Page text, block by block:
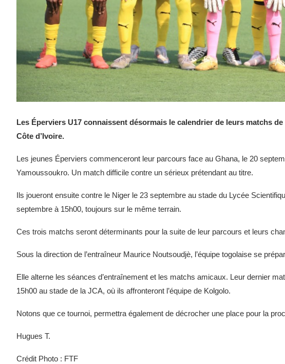
Les Éperviers U17 connaissent désormais le calendrier de leurs matchs
Côte d’Ivoire.
Les jeunes Éperviers commenceront leur parcours face au Ghana, le 20
Yamoussoukro. Un match difficile contre un sérieux prétendant au titre.
Ils joueront ensuite contre le Niger le 23 septembre au stade du Lycée
septembre à 15h00, toujours sur le même terrain.
Ces trois matchs seront déterminants pour la suite de leur parcours et leurs
Sous la direction de l’entraîneur Maurice Noutsoudjè, l’équipe togolaise se
Elle alterne les séances d’entraînement et les matchs amicaux. Leur dernier
15h00 au stade de la JCA, où ils affronteront l’équipe de Kolgolo.
Notons que ce tournoi, permettra également de décrocher une place pour la
Hugues T.
Crédit Photo : FTF